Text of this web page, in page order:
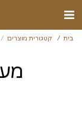
בית קטגורית מוצרים